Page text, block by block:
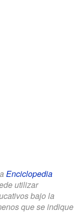
Enciclopedia
utilizar
bajo la
que se indique